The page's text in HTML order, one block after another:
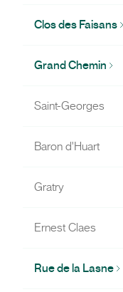
Clos des Faisans
Grand Chemin
Saint-Georges
Baron d'Huart
Gratry
Ernest Claes
Rue de la Lasne